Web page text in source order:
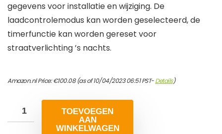
gegevens voor installatie en wijziging. De
laadcontrolemodus kan worden geselecteerd, de
timerfunctie kan worden gereset voor
straatverlichting ’s nachts.
Amazon.nl Price:€100.08(as of 10/04/2023 06:51 PST-Details)
TOEVOEGEN
AAN
WINKELWAGEN